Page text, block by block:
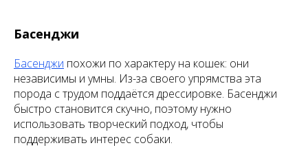
Басенджи
Басенджи похожи по характеру на кошек: они
независимы и умны. Из-за своего упрямства эта
порода с трудом поддаётся дрессировке. Басенджи
быстро становится скучно, поэтому нужно
использовать творческий подход, чтобы
поддерживать интерес собаки.